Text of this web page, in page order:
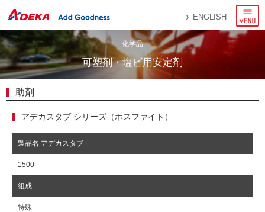
ENGLISH
ニ
ュ
化学品
可塑剤・塩ビ用安定剤
助剤
アデカスタブ シリーズ（ホスファイト）
1500
特殊